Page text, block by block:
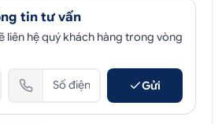
tin tư vấn
liên hệ quý khách hàng trong vòng
Gửi